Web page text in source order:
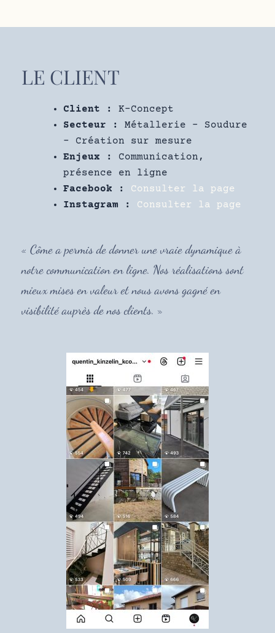
LE CLIENT
Client :
K-Concept
Secteur :
Métallerie – Soudure
– Création sur mesure
Enjeux :
Communication,
présence en ligne
Facebook : Consulter la page
Instagram : Consulter la page
« Côme a permis de donner une vraie dynamique à
notre communication en ligne. Nos réalisations sont
mieux mises en valeur et nous avons gagné en
visibilité auprès de nos clients. »